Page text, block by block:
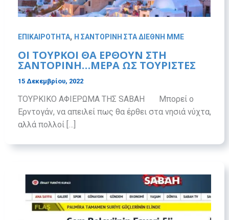
ΕΠΙΚΑΙΡΟΤΗΤΑ, Η ΣΑΝΤΟΡΙΝΗ ΣΤΑ ΔΙΕΘΝΗ ΜΜΕ
ΟΙ ΤΟΥΡΚΟΙ ΘΑ ΈΡΘΟΥΝ ΣΤΗ
ΣΑΝΤΟΡΙΝΗ…ΜΕΡΑ ΩΣ ΤΟΥΡΙΣΤΕΣ
15 Δεκεμβρίου, 2022
ΤΟΥΡΚΙΚΟ ΑΦΙΕΡΩΜΑ ΤΗΣ SABAH Μπορεί ο
Ερντογάν, να απειλεί πως θα έρθει στα νησιά νύχτα,
αλλά πολλοί […]